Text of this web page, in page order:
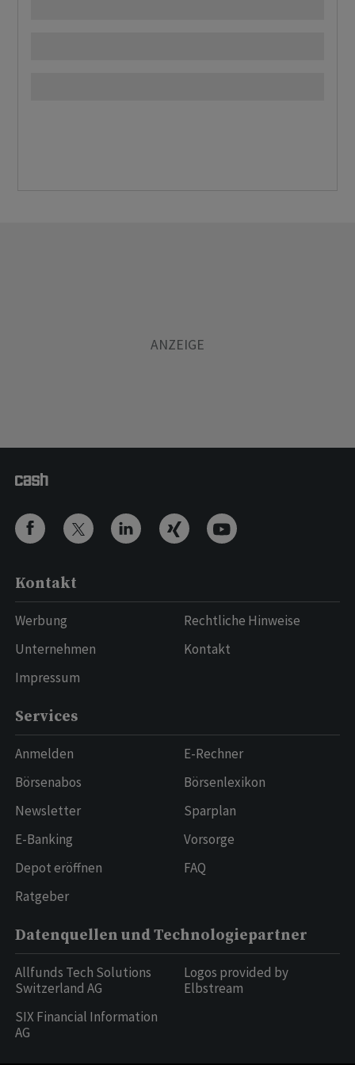
Kontakt
Werbung
Unternehmen
Impressum
Rechtliche Hinweise
Kontakt
Services
Anmelden
Börsenabos
Newsletter
E-Banking
Depot eröffnen
Ratgeber
E-Rechner
Börsenlexikon
Sparplan
Vorsorge
FAQ
Datenquellen und Technologiepartner
Allfunds Tech Solutions
Switzerland AG
SIX Financial Information
AG
Logos provided by
Elbstream